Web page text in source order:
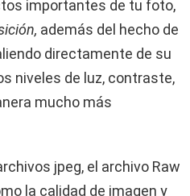
importantes de tu foto,
además del hecho de
directamente de su
niveles de luz, contraste,
mucho más
jpeg, el archivo Raw
la calidad de imagen y